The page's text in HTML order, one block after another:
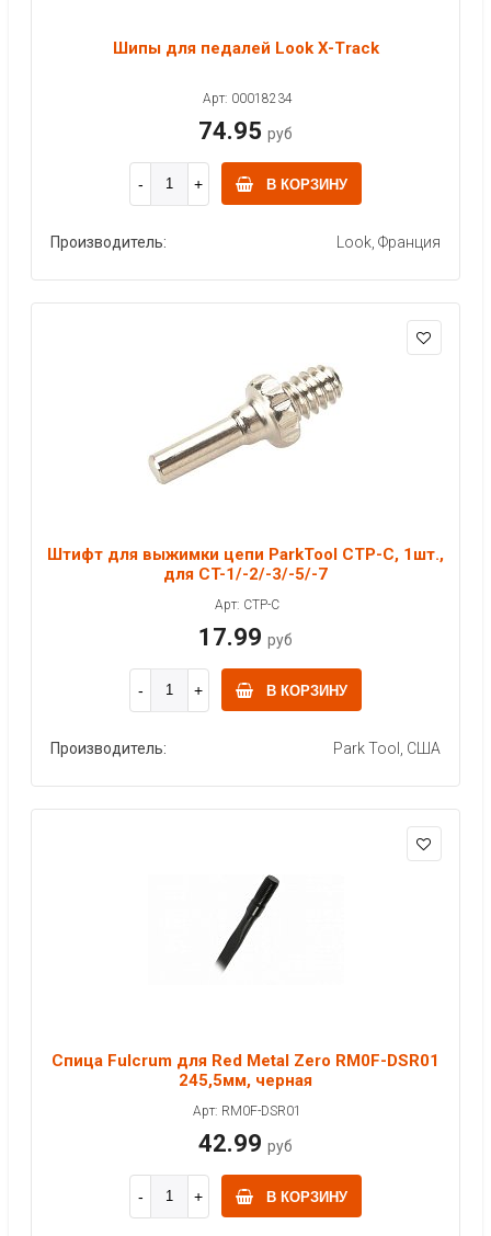
Шипы для педалей Look X-Track
Арт: 00018234
74.95 руб
В КОРЗИНУ
Производитель: Look, Франция
Штифт для выжимки цепи ParkTool CTP-C, 1шт.,
для CT-1/-2/-3/-5/-7
Арт: CTP-C
17.99 руб
В КОРЗИНУ
Производитель: Park Tool, США
Спица Fulcrum для Red Metal Zero RM0F-DSR01
245,5мм, черная
Арт: RM0F-DSR01
42.99 руб
В КОРЗИНУ